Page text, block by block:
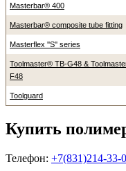
Masterbar® 400
Masterbar® composite tube fitting
Masterflex ''S'' series
Toolmaster® TB-G48 &
F48
Toolguard
Купить
Телефон: +7(831)214-33-